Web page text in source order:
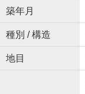
築年月
種別 / 構造
地目